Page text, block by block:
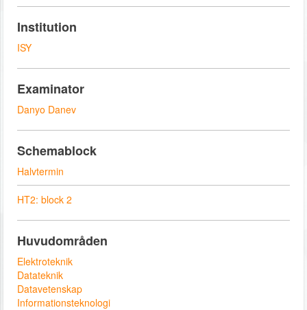
Institution
ISY
Examinator
Danyo Danev
Schemablock
Halvtermin
HT2: block 2
Huvudområden
Elektroteknik
Datateknik
Datavetenskap
Informationsteknologi